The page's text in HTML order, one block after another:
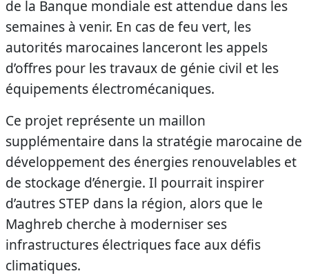
de la Banque mondiale est attendue dans les
semaines à venir. En cas de feu vert, les
autorités marocaines lanceront les appels
d’offres pour les travaux de génie civil et les
équipements électromécaniques.
Ce projet représente un maillon
supplémentaire dans la stratégie marocaine de
développement des énergies renouvelables et
de stockage d’énergie. Il pourrait inspirer
d’autres STEP dans la région, alors que le
Maghreb cherche à moderniser ses
infrastructures électriques face aux défis
climatiques.